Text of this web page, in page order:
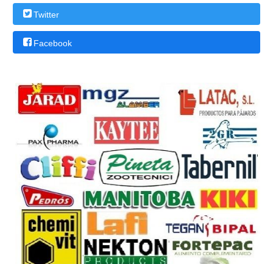
Twitter
Facebook